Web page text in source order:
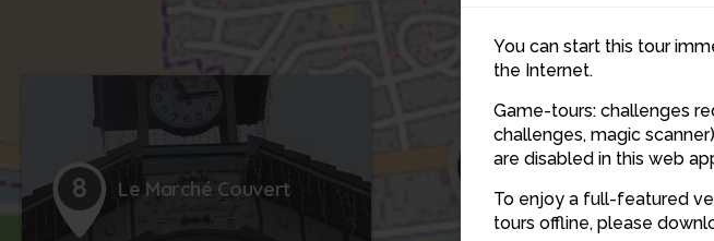
You can start this tour
the Internet.
Game-tours: challenges
challenges, magic
are disabled in this web
To enjoy a full-featured
tours offline, please
1
5 6
7
8 Le Marché Couvert